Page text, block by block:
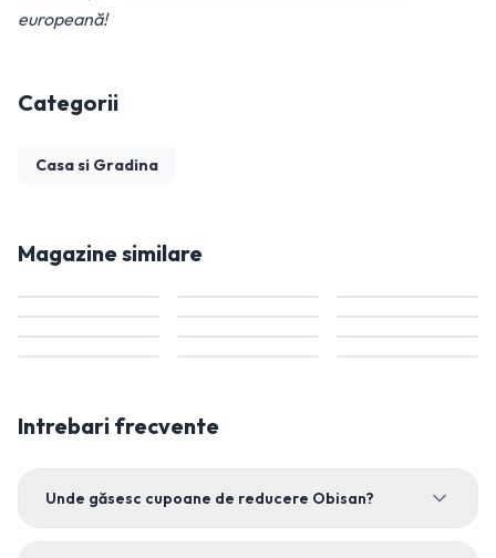
europeană!
Categorii
Casa si Gradina
Magazine similare
Intrebari frecvente
Unde găsesc cupoane de reducere Obisan?